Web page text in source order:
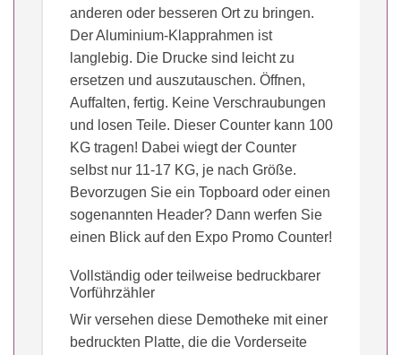
anderen oder besseren Ort zu bringen.
Der Aluminium-Klapprahmen ist
langlebig. Die Drucke sind leicht zu
ersetzen und auszutauschen. Öffnen,
Auffalten, fertig. Keine Verschraubungen
und losen Teile. Dieser Counter kann 100
KG tragen! Dabei wiegt der Counter
selbst nur 11-17 KG, je nach Größe.
Bevorzugen Sie ein Topboard oder einen
sogenannten Header? Dann werfen Sie
einen Blick auf den Expo Promo Counter!
Vollständig oder teilweise bedruckbarer
Vorführzähler
Wir versehen diese Demotheke mit einer
bedruckten Platte, die die Vorderseite